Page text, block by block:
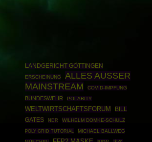
LANDGERICHT GÖTTINGEN
ERSCHEINUNG
ALLES AUSSER
MAINSTREAM
COVID-IMPFUNG
BUNDESWEHR POLARITY
WELTWIRTSCHAFTSFORUM
BILL
GATES
NDR
WILHELM DOMKE-SCHULZ
POLY GRID TUTORIAL
MICHAEL BALLWEG